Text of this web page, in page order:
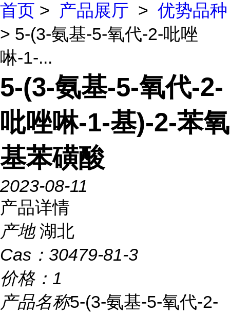
首页 > 产品展厅 > 优势品种
> 5-(3-氨基-5-氧代-2-吡唑
啉-1-...
5-(3-氨基-5-氧代-2-
吡唑啉-1-基)-2-苯氧
基苯磺酸
2023-08-11
产品详情
产地 湖北
Cas： 30479-81-3
价格： 1
产品名称5-(3-氨基-5-氧代-2-